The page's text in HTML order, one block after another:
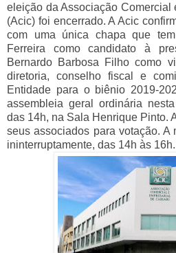
eleição da Associação Comercial
(Acic) foi encerrado. A Acic
com uma única chapa que
Ferreira como candidato à
Bernardo Barbosa Filho como
diretoria, conselho fiscal e
Entidade para o biênio 2019-
assembleia geral ordinária
das 14h, na Sala Henrique Pinto.
seus associados para votação. A
ininterruptamente, das 14h às 16h.